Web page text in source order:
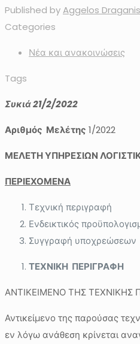
Published byAggelos Draganis
Categories
Νέα και ανακοινώσεις
Tags
Συκιά 21/2/2022
Αριθμός Μελέτης 1/2022
ΜΕΛΕΤΗ ΥΠΗΡΕΣΙΩΝ
ΠΕΡΙΕΧΟΜΕΝΑ
Τεχνική περιγραφή
Ενδεικτικός
Συγγραφή υποχρεώσεων
ΤΕΧΝΙΚΗ ΠΕΡΙΓΡΑΦΗ
ΑΝΤΙΚΕΙΜΕΝΟ ΤΗΣ
Αντικείμενο της παρούσας
εν λόγω ανάθεση κρίνεται